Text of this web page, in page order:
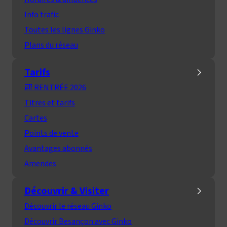
Info trafic
Toutes les lignes Ginko
Plans du réseau
Tarifs
🎒 RENTRÉE 2026
Titres et tarifs
Cartes
Points de vente
Avantages abonnés
Amendes
Découvrir & Visiter
Découvrir le réseau Ginko
Découvrir Besançon avec Ginko